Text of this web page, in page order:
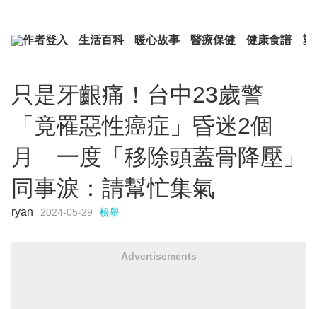
作者登入 生活百科 暖心故事 醫療保健 健康食譜 塑
只是牙齦痛！台中23歲警
「竟罹惡性癌症」昏迷2個
月 一度「移除頭蓋骨降壓」
同事淚：請幫忙集氣
ryan 2024-05-29 檢舉
Advertisements